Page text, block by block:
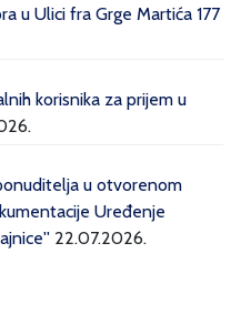
u Ulici fra Grge Martića 177
korisnika za prijem u
u otvorenom
Uređenje
22.07.2026.